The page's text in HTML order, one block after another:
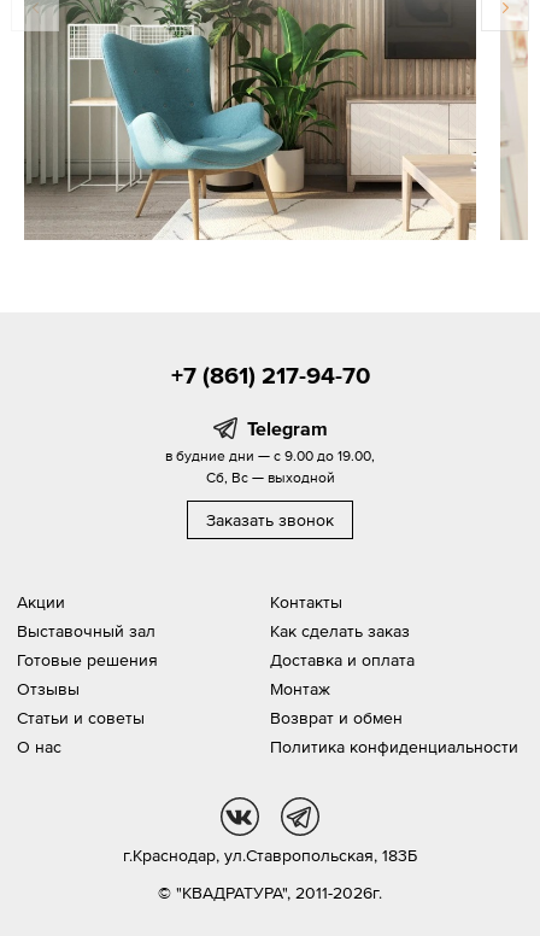
Акции
Выставочный зал
Готовые решения
Отзывы
Статьи и советы
О нас
Контакты
Как сделать заказ
Доставка и оплата
Монтаж
Возврат и обмен
Политика конфиденциальности
+7 (861) 217-94-70
Telegram
в будние дни — с 9.00 до 19.00,
Сб, Вс — выходной
Заказать звонок
© "КВАДРАТУРА", 2011-2026г.
г.Краснодар, ул.Ставропольская, 183Б
vk